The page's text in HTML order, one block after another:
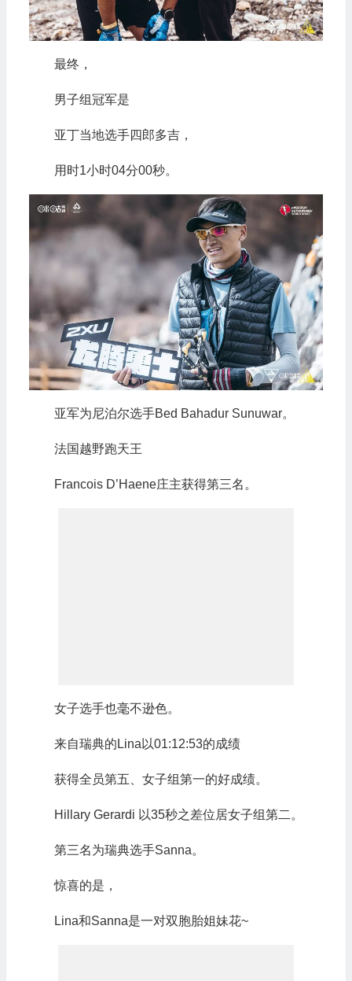
最终，
男子组冠军是
亚丁当地选手四郎多吉，
用时1小时04分00秒。
亚军为尼泊尔选手Bed Bahadur Sunuwar。
法国越野跑天王